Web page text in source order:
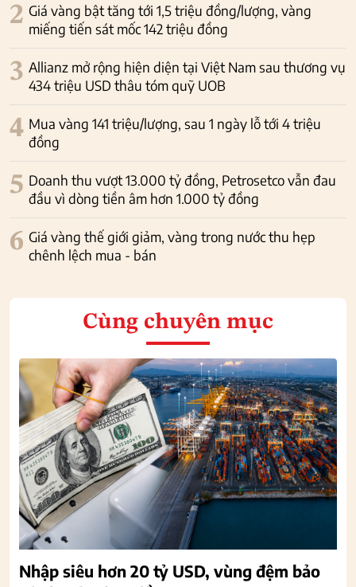
2 Giá vàng bật tăng tới 1,5 triệu đồng/lượng, vàng
miếng tiến sát mốc 142 triệu đồng
3 Allianz mở rộng hiện diện tại Việt Nam sau thương vụ
434 triệu USD thâu tóm quỹ UOB
4 Mua vàng 141 triệu/lượng, sau 1 ngày lỗ tới 4 triệu
đồng
5 Doanh thu vượt 13.000 tỷ đồng, Petrosetco vẫn đau
đầu vì dòng tiền âm hơn 1.000 tỷ đồng
6 Giá vàng thế giới giảm, vàng trong nước thu hẹp
chênh lệch mua - bán
Cùng chuyên mục
Nhập siêu hơn 20 tỷ USD, vùng đệm bảo